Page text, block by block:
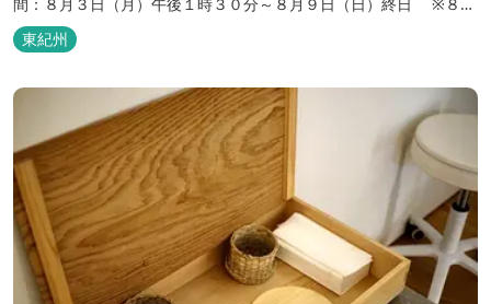
１０日（月）以降についても、注意報や現地の状況等により期間延
長の可能性がありますので予めご了承ください。 遠浅の約１ｋｍあ
東紀州